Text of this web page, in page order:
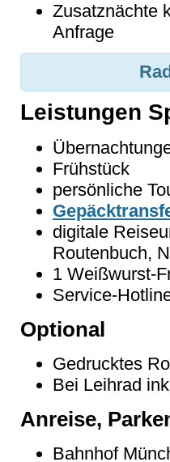
Zusatznächte
Anfrage
Leistungen
Frühstück
persönliche
digitale
Routenbuch,
1 Weißwurst-
Service-
Optional
Gedrucktes
Bei Leihrad
Anreise,
Bahnhof